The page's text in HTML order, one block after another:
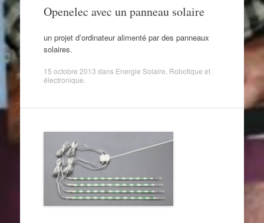
Openelec avec un panneau solaire
un projet d’ordinateur alimenté par des panneaux
solaires.
15 octobre 2013 dans Energie Solaire Robotique et
électronique